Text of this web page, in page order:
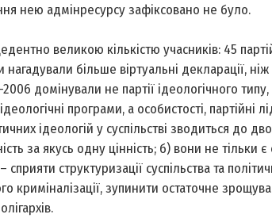
нею адмінресурсу зафіксовано не було.
великою кількістю учасників: 45
більше віртуальні декларації,
домінували не партії ідеологічного типу,
програми, а особистості, партійні
ідеологій у суспільстві зводиться до
за якусь одну цінність; б) вони не тільки
структуризації суспільства та
криміналізації, зупинити остаточне